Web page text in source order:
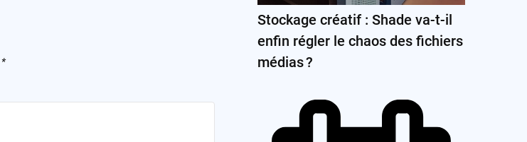
*
Stockage créatif : Shade va-t-il
enfin régler le chaos des fichiers
médias ?